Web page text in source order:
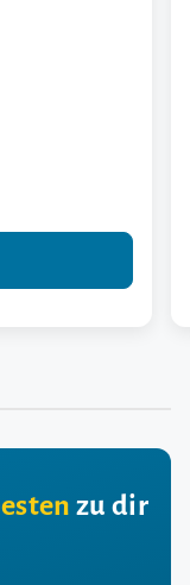
zu dir